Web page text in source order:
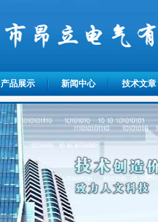
产品展示 新闻中心 技术文章